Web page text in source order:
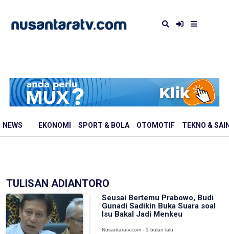
NEWS EKONOMI SPORT & BOLA OTOMOTIF TEKNO &
TULISAN ADIANTORO
Seusai Bertemu Prabowo, Budi
Gunadi Sadikin Buka Suara soal
Isu Bakal Jadi Menkeu
Nusantaratv.com - 1 bulan lalu